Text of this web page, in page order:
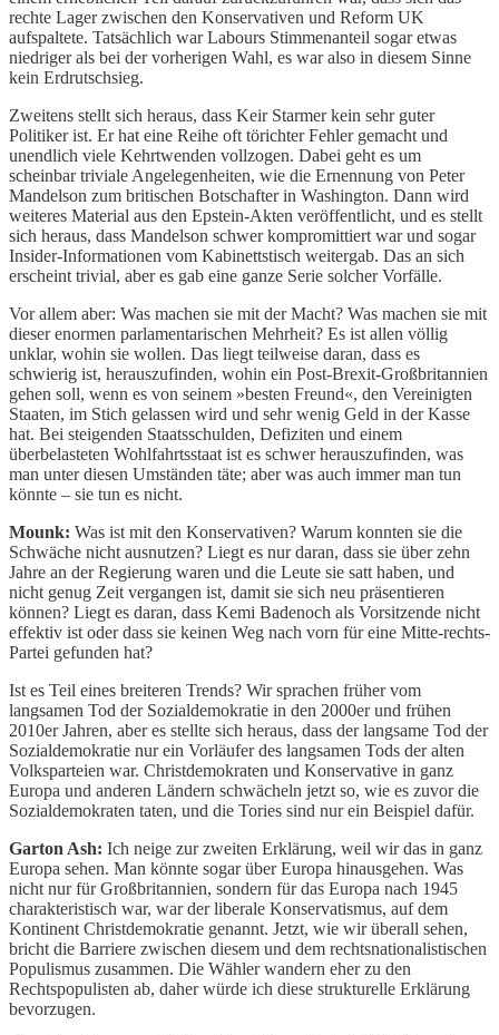
rechte Lager zwischen den Konservativen und Reform UK
aufspaltete. Tatsächlich war Labours Stimmenanteil sogar etwas
niedriger als bei der vorherigen Wahl, es war also in diesem Sinne
kein Erdrutschsieg.
Zweitens stellt sich heraus, dass Keir Starmer kein sehr guter
Politiker ist. Er hat eine Reihe oft törichter Fehler gemacht und
unendlich viele Kehrtwenden vollzogen. Dabei geht es um
scheinbar triviale Angelegenheiten, wie die Ernennung von Peter
Mandelson zum britischen Botschafter in Washington. Dann wird
weiteres Material aus den Epstein-Akten veröffentlicht, und es stellt
sich heraus, dass Mandelson schwer kompromittiert war und sogar
Insider-Informationen vom Kabinettstisch weitergab. Das an sich
erscheint trivial, aber es gab eine ganze Serie solcher Vorfälle.
Vor allem aber: Was machen sie mit der Macht? Was machen sie mit
dieser enormen parlamentarischen Mehrheit? Es ist allen völlig
unklar, wohin sie wollen. Das liegt teilweise daran, dass es
schwierig ist, herauszufinden, wohin ein Post-Brexit-Großbritannien
gehen soll, wenn es von seinem »besten Freund«, den Vereinigten
Staaten, im Stich gelassen wird und sehr wenig Geld in der Kasse
hat. Bei steigenden Staatsschulden, Defiziten und einem
überbelasteten Wohlfahrtsstaat ist es schwer herauszufinden, was
man unter diesen Umständen täte; aber was auch immer man tun
könnte – sie tun es nicht.
Mounk: Was ist mit den Konservativen? Warum konnten sie die
Schwäche nicht ausnutzen? Liegt es nur daran, dass sie über zehn
Jahre an der Regierung waren und die Leute sie satt haben, und
nicht genug Zeit vergangen ist, damit sie sich neu präsentieren
können? Liegt es daran, dass Kemi Badenoch als Vorsitzende nicht
effektiv ist oder dass sie keinen Weg nach vorn für eine Mitte-rechts-
Partei gefunden hat?
Ist es Teil eines breiteren Trends? Wir sprachen früher vom
langsamen Tod der Sozialdemokratie in den 2000er und frühen
2010er Jahren, aber es stellte sich heraus, dass der langsame Tod der
Sozialdemokratie nur ein Vorläufer des langsamen Tods der alten
Volksparteien war. Christdemokraten und Konservative in ganz
Europa und anderen Ländern schwächeln jetzt so, wie es zuvor die
Sozialdemokraten taten, und die Tories sind nur ein Beispiel dafür.
Garton Ash: Ich neige zur zweiten Erklärung, weil wir das in ganz
Europa sehen. Man könnte sogar über Europa hinausgehen. Was
nicht nur für Großbritannien, sondern für das Europa nach 1945
charakteristisch war, war der liberale Konservatismus, auf dem
Kontinent Christdemokratie genannt. Jetzt, wie wir überall sehen,
bricht die Barriere zwischen diesem und dem rechtsnationalistischen
Populismus zusammen. Die Wähler wandern eher zu den
Rechtspopulisten ab, daher würde ich diese strukturelle Erklärung
bevorzugen.